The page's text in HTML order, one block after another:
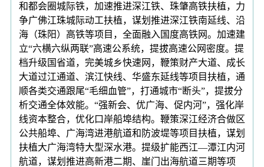
和都会圈城际铁，加速推进深江铁、珠肇高铁扶植，力
争广佛江珠城际动工扶植，谋划推进深江铁南延线、沿
海（珠阳）高铁等项目，全面融入国度高铁网。加速建
立“六横六纵两联”高速公系统，提拔高速公网密度。提
档升级国省道，完美城乡快速网，鞭策财产大道、成长
大道过江通道、滨江快线、华盛东延线等项目扶植，通
顺各类交通跟尾“毛细血管”，打通城市“断头”，提拔分
析交通全体效能。“强新会、优广海、促内河”，强化岸
线资本整合，优化口岸船埠结构。鞭策深江经济合做区
公共船埠、广海湾进港航道和防波堤等项目扶植，谋划
扶植大广海湾特大型深水港。提级扩能西江—潭江内河
航道，谋划推进高新港二期、崖门出海航道三期等项